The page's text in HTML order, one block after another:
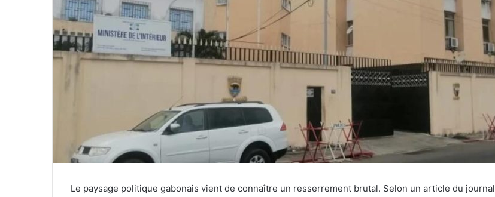
e
l
Le paysage politique gabonais vient de connaître un resserrement brutal. Selon un article du journal